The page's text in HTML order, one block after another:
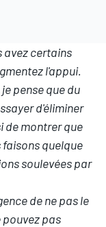
avez certains
l'appui.
pense que du
d'éliminer
de montrer que
faisons quelque
soulevées par
de ne pas le
pas